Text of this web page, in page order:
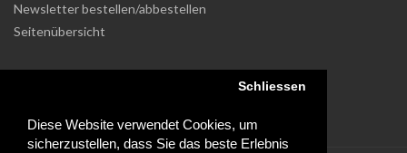
Diese Website verwendet Cookies, um
sicherzustellen, dass Sie das beste Erlebnis
Schliessen
Newsletter bestellen/abbestellen
Seitenübersicht